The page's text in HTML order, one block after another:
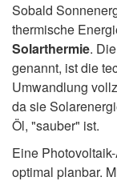
Sobald
thermische
Solarthermie.
genannt, ist die
Umwandlung
da sie
Öl, "sauber" ist.
Eine
optimal planbar.